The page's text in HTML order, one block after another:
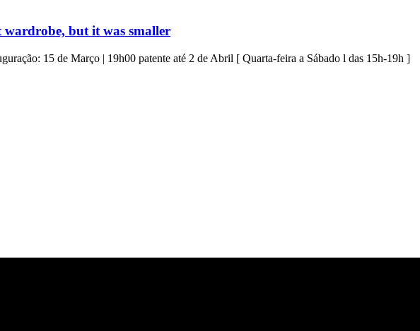
but it was smaller
15 de Março | 19h00 patente até 2 de Abril [ Quarta-feira a Sábado l das 15h-19h ]